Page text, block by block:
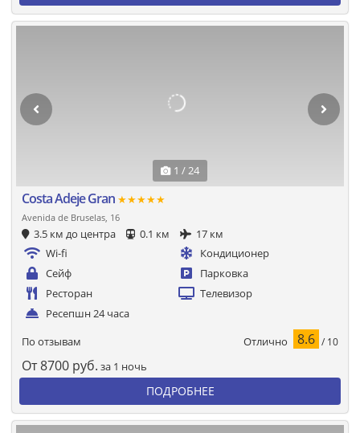
1 / 24
Costa Adeje Gran ★★★★★
Avenida de Bruselas, 16
3.5 км до центра 0.1 км
17 км
Wi-fi
Кондиционер
Сейф
Парковка
Ресторан
Телевизор
Ресепшн 24 часа
По отзывам Отлично 8.6 / 10
От8700 руб. за 1 ночь
ПОДРОБНЕЕ